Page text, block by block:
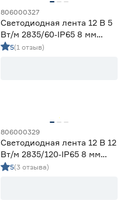
806000327
Светодиодная лента 12 В 5
Вт/м 2835/60‑IP65 8 мм
холодный 5 м Geniled
5(1 отзыв)
806000329
Светодиодная лента 12 В 12
Вт/м 2835/120‑IP65 8 мм
холодный 5 м Geniled
5(3 отзыва)